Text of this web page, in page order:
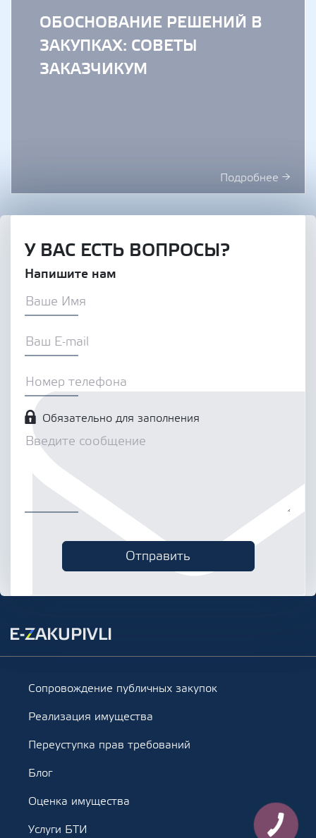
ОБОСНОВАНИЕ РЕШЕНИЙ В
ЗАКУПКАХ: СОВЕТЫ
ЗАКАЗЧИКУМ
Подробнее →
У ВАС ЕСТЬ ВОПРОСЫ?
Напишите нам
Обязательно для заполнения
Сопровождение публичных закупок
Реализация имущества
Переуступка прав требований
Блог
Оценка имущества
Услуги БТИ